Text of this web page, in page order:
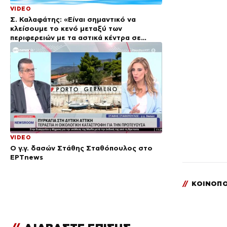
VIDEO
Σ. Καλαφάτης: «Είναι σημαντικό να
κλείσουμε το κενό μεταξύ των
περιφερειών με τα αστικά κέντρα σε
Αθήνα και Θεσσαλονίκη»
VIDEO
Ο γ.γ. δασών Στάθης Σταθόπουλος στο
ΕΡΤnews
//